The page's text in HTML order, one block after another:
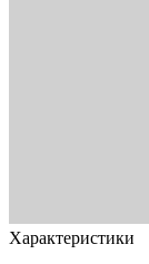
Характеристики